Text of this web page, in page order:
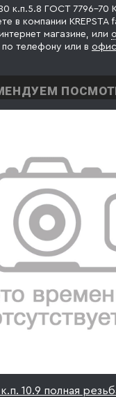
к.п.5.8 ГОСТ 7796-70
в компании KREPSTA
магазине, или
по телефону или в
10.9 полная